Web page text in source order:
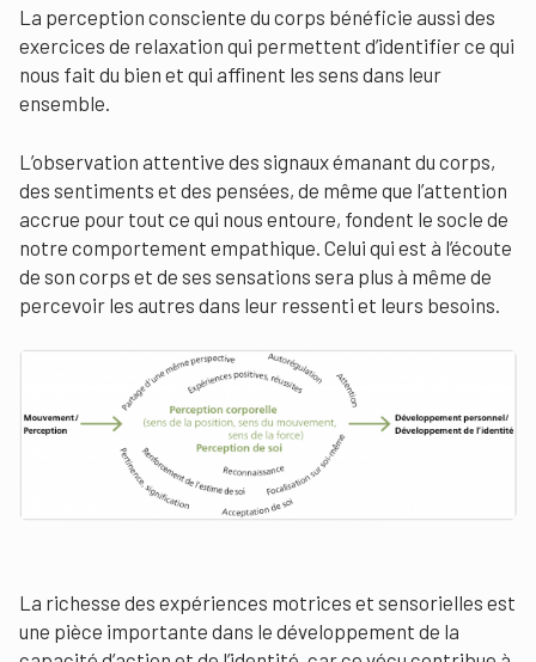
La perception consciente du corps bénéficie aussi des
exercices de relaxation qui permettent d’identifier ce qui
nous fait du bien et qui affinent les sens dans leur
ensemble.
L’observation attentive des signaux émanant du corps,
des sentiments et des pensées, de même que l’attention
accrue pour tout ce qui nous entoure, fondent le socle de
notre comportement empathique. Celui qui est à l’écoute
de son corps et de ses sensations sera plus à même de
percevoir les autres dans leur ressenti et leurs besoins.
La richesse des expériences motrices et sensorielles est
une pièce importante dans le développement de la